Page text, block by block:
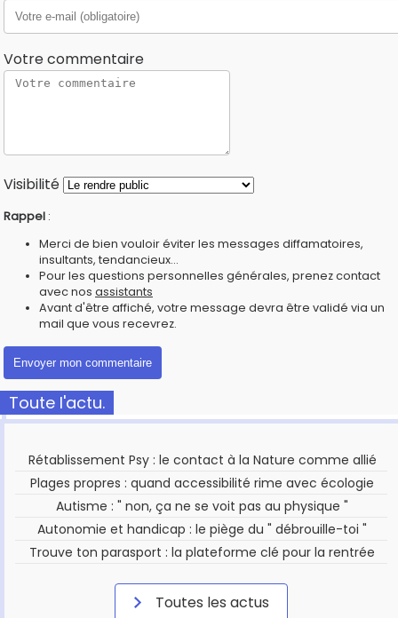
Votre commentaire
Visibilité
Rappel :
Merci de bien vouloir éviter les messages diffamatoires,
insultants, tendancieux...
Pour les questions personnelles générales, prenez contact
avec nos assistants
Avant d'être affiché, votre message devra être validé via un
mail que vous recevrez.
Toute l'actu.
Rétablissement Psy : le contact à la Nature comme allié
Plages propres : quand accessibilité rime avec écologie
Autisme : " non, ça ne se voit pas au physique "
Autonomie et handicap : le piège du " débrouille-toi "
Trouve ton parasport : la plateforme clé pour la rentrée
Toutes les actus